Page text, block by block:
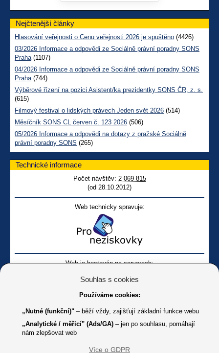
Nejčtenější články
Hlasování veřejnosti o Cenu veřejnosti 2026 je spuštěno (4426)
03/2026 Informace a odpovědi ze Sociálně právní poradny SONS
Praha(1107)
04/2026 Informace a odpovědi ze Sociálně právní poradny SONS
Praha(744)
Výběrové řízení na pozici Asistent/ka prezidentky SONS ČR, z. s.
(615)
Filmový festival o lidských právech Jeden svět 2026 (514)
Měsíčník SONS CL červen č. 123 2026 (506)
05/2026 Informace a odpovědi na dotazy z pražské Sociálně
právní poradny SONS (265)
Technické informace
Počet návštěv: 2 069 815
(od 28.10.2012)
Web technicky spravuje:
Web je hostován na serverech:
Souhlas s cookies
Používáme cookies:
„Nutné (funkční)" – běží vždy, zajišťují základní funkce webu
„Analytické / měřicí" (Ads/GA) – jen po souhlasu, pomáhají
nám zlepšovat web
Více o GDPR